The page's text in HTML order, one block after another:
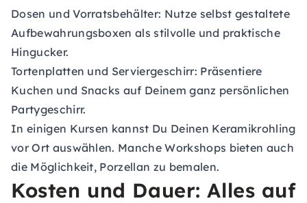
Dosen und Vorratsbehälter: Nutze selbst gestaltete
Aufbewahrungsboxen als stilvolle und praktische
Hingucker.
Tortenplatten und Serviergeschirr: Präsentiere
Kuchen und Snacks auf Deinem ganz persönlichen
Partygeschirr.
In einigen Kursen kannst Du Deinen Keramikrohling
vor Ort auswählen. Manche Workshops bieten auch
die Möglichkeit, Porzellan zu bemalen.
Kosten und Dauer: Alles auf